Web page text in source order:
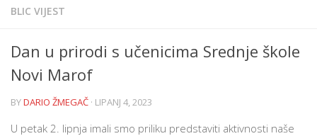
ŠIC na BIC
BLIC VIJEST
Dan u prirodi s učenicima Srednje škole
Novi Marof
BYDARIO ŽMEGAČ · LIPANJ 4, 2023
U petak 2. lipnja imali smo priliku predstaviti aktivnosti naše